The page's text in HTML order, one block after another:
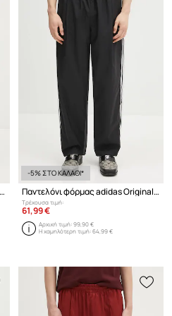
adidas Originals Beckenbauer παντελόνι επίσημο με βαμβάκι Ανδρικό
-5% ΣΤΟ ΚΑΛΑΘΙ*
Παντελόνι φόρμας adidas Originals Track Pants
Τρέχουσα τιμή:
61,99 €
Αρχική τιμή:99,90 €
Η χαμηλότερη τιμή:64,99 €